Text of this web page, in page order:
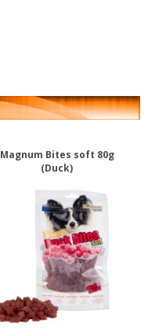
Magnum Bites soft 80g
(Duck)